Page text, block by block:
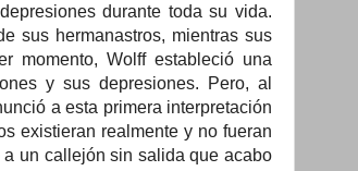
durante toda su vida.
sus hermanastros, mientras sus
momento, Wolff estableció una
y sus depresiones. Pero, al
a esta primera interpretación
existieran realmente y no fueran
un callejón sin salida que acabo